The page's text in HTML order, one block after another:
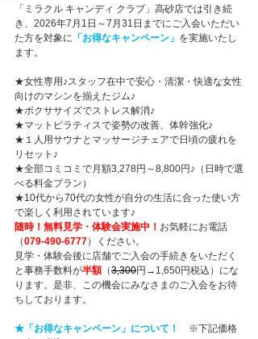
「ミラクル キャンディ クラブ」高砂店では引き続
き、2026年7月1日～7月31日までにご入会いただい
た方を対象に 「お得なキャンペーン」 を実施いたし
ます。
★女性専用♪スタッフ在中で安心・清潔・快適な女性
向けのマシンを揃えたジム♪
★ボクササイズでストレス解消♪
★マットピラティスで姿勢の改善、体幹強化♪
★１人用サウナとマッサージチェアで日頃の疲れを
リセット♪
★全部コミコミで月額3,278円～8,800円♪（日時で選
べる料金プラン）
★10代から70代の女性が自分の生活に合った使い方
で楽しく利用されています♪
随時！無料見学・体験会実施中！ お気軽にお電話
（079-490-6777）ください。
見学・体験会後に店舗でご入会の手続きをいただく
と事務手数料が半額（3,300円→1,650円税込）にな
ります。是非、この機会にみなさまのご入会をお待
ちしております。
★「お得なキャンペーン」について！
※下記価格